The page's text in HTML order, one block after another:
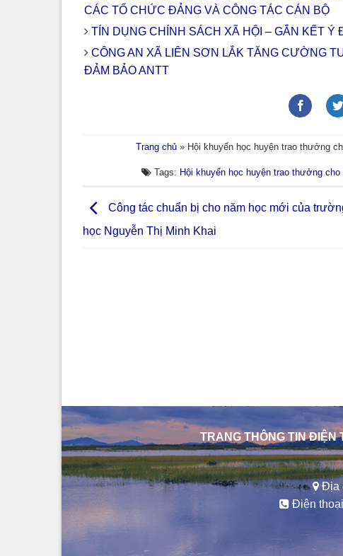
CÁC TỔ CHỨC ĐẢNG VÀ CÔNG TÁC CÁN BỘ
TÍN DỤNG CHÍNH SÁCH XÃ HỘI – GẮN KẾT
CÔNG AN XÃ LIÊN SƠN LẮK TĂNG CƯỜNG
ĐẢM BẢO ANTT
Trang chủ » Hội khuyến học huyện trao thưởng
Tags: Hội khuyến học huyện trao thưởng
Công tác chuẩn bị cho năm học mới của
học Nguyễn Thị Minh Khai
TRANG THÔNG TIN ĐIỆN
Địa
Điện